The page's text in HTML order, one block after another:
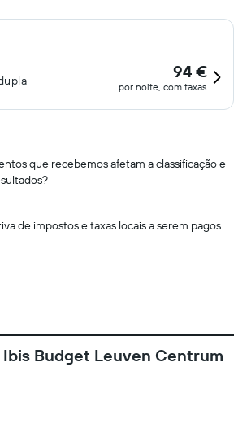
94 €
por noite, com taxas
que recebemos afetam a classificação e
de impostos e taxas locais a serem pagos
Budget Leuven Centrum